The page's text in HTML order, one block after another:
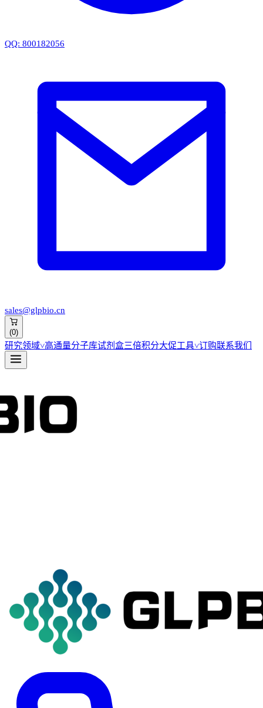
QQ: 800182056
sales@glpbio.cn
(0)
研究领域˅高通量分子库试剂盒三倍积分大促工具˅订购联系我们